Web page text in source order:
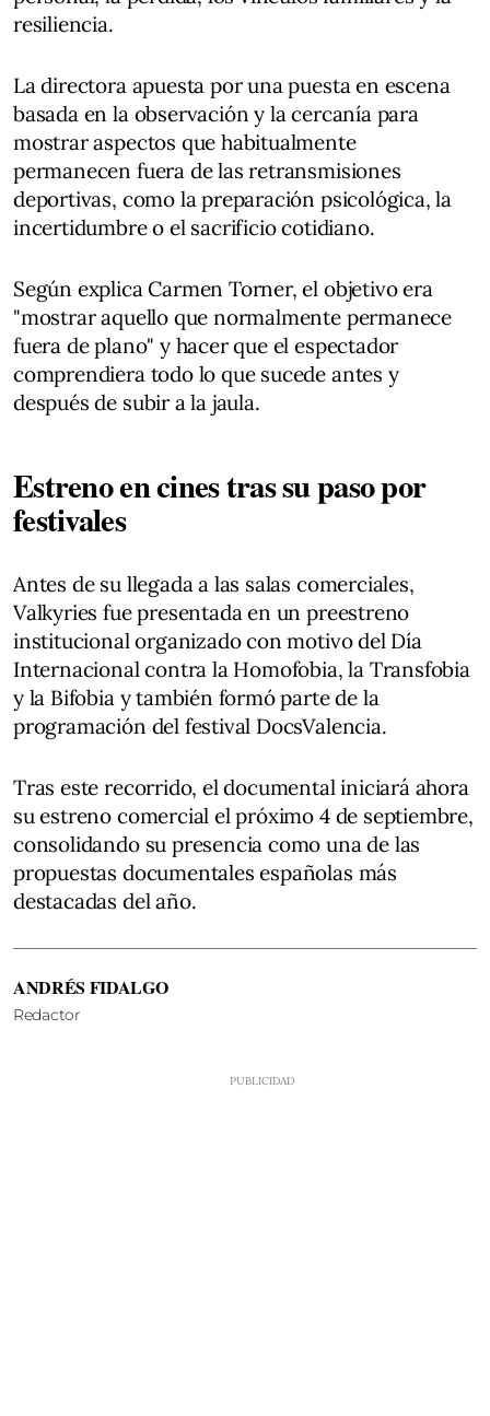
resiliencia.
La directora apuesta por una puesta en escena
basada en la observación y la cercanía para
mostrar aspectos que habitualmente
permanecen fuera de las retransmisiones
deportivas, como la preparación psicológica, la
incertidumbre o el sacrificio cotidiano.
Según explica Carmen Torner, el objetivo era
"mostrar aquello que normalmente permanece
fuera de plano" y hacer que el espectador
comprendiera todo lo que sucede antes y
después de subir a la jaula.
Estreno en cines tras su paso por
festivales
Antes de su llegada a las salas comerciales,
Valkyries fue presentada en un preestreno
institucional organizado con motivo del Día
Internacional contra la Homofobia, la Transfobia
y la Bifobia y también formó parte de la
programación del festival DocsValencia.
Tras este recorrido, el documental iniciará ahora
su estreno comercial el próximo 4 de septiembre,
consolidando su presencia como una de las
propuestas documentales españolas más
destacadas del año.
ANDRÉS FIDALGO
Redactor